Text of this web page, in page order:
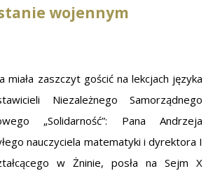
wojennym
miała zaszczyt gościć na lekcjach języka
Niezależnego Samorządnego
„Solidarność”: Pana Andrzeja
nauczyciela matematyki i dyrektora I
w Żninie, posła na Sejm X